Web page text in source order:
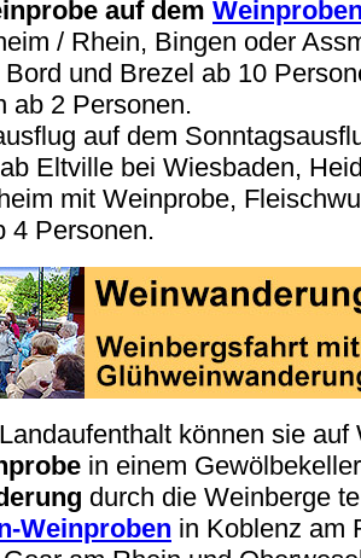
auf dem
/ Rhein, Bingen oder
und Brezel ab 10
ab 2 Personen.
auf dem
Eltville bei Wiesbaden,
mit Weinprobe,
4 Personen.
können sie auf
in einem
durch die Weinberge
Weinproben in Koblenz am